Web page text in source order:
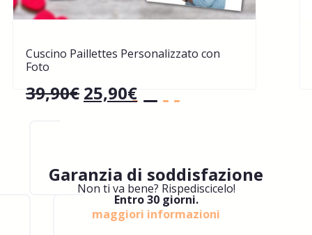
Cuscino Paillettes Personalizzato con
Foto
39,90€ 25,90€
Garanzia di soddisfazione
Non ti va bene? Rispediscicelo!
Entro 30 giorni.
maggiori informazioni